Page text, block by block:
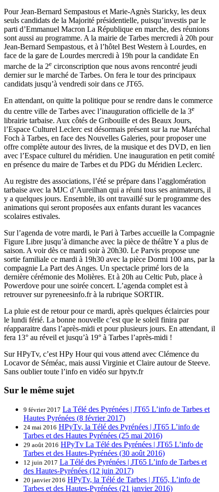
Pour Jean-Bernard Sempastous et Marie-Agnès Staricky, les deux
seuls candidats de la Majorité présidentielle, puisqu’investis par le
parti d’Emmanuel Macron La République en marche, des réunions
sont aussi au programme. A la mairie de Tarbes mercredi à 20h pour
Jean-Bernard Sempastous, et à l’hôtel Best Western à Lourdes, en
face de la gare de Lourdes mercredi à 19h pour la candidate En
marche de la 2e circonscription que nous avons rencontré jeudi
dernier sur le marché de Tarbes. On fera le tour des principaux
candidats jusqu’à vendredi soir dans ce JT65.
En attendant, on quitte la politique pour se rendre dans le commerce
du centre ville de Tarbes avec l’inauguration officielle de la 3e
librairie tarbaise. Aux côtés de Gribouille et des Beaux Jours,
l’Espace Culturel Leclerc est désormais présent sur la rue Maréchal
Foch à Tarbes, en face des Nouvelles Galeries, pour proposer une
offre complète autour des livres, de la musique et des DVD, en lien
avec l’Espace culturel du méridien. Une inauguration en petit comité
en présence du maire de Tarbes et du PDG du Méridien Leclerc.
Au registre des associations, l’été se prépare dans l’agglomération
tarbaise avec la MJC d’Aureilhan qui a réuni tous ses animateurs, il
y a quelques jours. Ensemble, ils ont travaillé sur le programme des
animations qui seront proposées aux enfants durant les vacances
scolaires estivales.
Sur l’agenda de votre mardi, le Pari à Tarbes accueille la Compagnie
Figure Libre jusqu’à dimanche avec la pièce de théâtre Y a plus de
saison. A voir dès ce mardi soir à 20h30. Le Parvis propose une
sortie familiale ce mardi à 19h30 avec la pièce Dormi 100 ans, par la
compagnie La Part des Anges. Un spectacle primé lors de la
dernière cérémonie des Molières. Et à 20h au Celtic Pub, place à
Powerdove pour une soirée concert. L’agenda complet est à
retrouver sur pyreneesinfo.fr à la rubrique SORTIR.
La pluie est de retour pour ce mardi, après quelques éclaircies pour
le lundi férié. La bonne nouvelle c’est que le soleil finira par
réapparaitre dans l’après-midi et pour plusieurs jours. En attendant, il
fera 13° au réveil et jusqu’à 19° à Tarbes l’après-midi !
Sur HPyTv, c’est HPy Hour qui vous attend avec Clémence du
Locavor de Séméac, mais aussi Virginie et Claire autour de Steeve.
Sans oublier toute l’info en vidéo sur hpytv.fr
Sur le même sujet
9 février 2017 La Télé des Pyrénées | JT65 L’info de Tarbes et
Hautes Pyrénées (8 février 2017)
24 mai 2016 HPyTv, la Télé des Pyrénées | JT65 L’info de
Tarbes et des Hautes Pyrénées (25 mai 2016)
29 août 2016 HPyTv La Télé des Pyrénées | JT65 L’info de
Tarbes et des Hautes-Pyrénées (30 août 2016)
12 juin 2017 La Télé des Pyrénées | JT65 L’info de Tarbes et
des Hautes-Pyrénées (12 juin 2017)
20 janvier 2016 HPyTv, la Télé de Tarbes | JT65, L’info de
Tarbes et des Hautes-Pyrénées (21 janvier 2016)